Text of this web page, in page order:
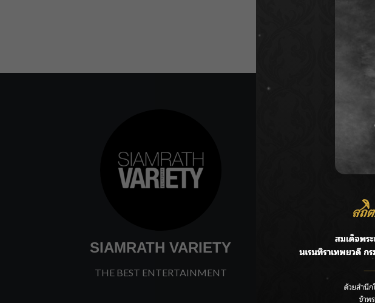
SIAMRATH VARIETY
THE BEST ENTERTAINMENT
ลุยไม่หยุด!! กรมชลฯ
Malaysia พร้อมโชว์สุ
“สุริยะ” สั่งกรมชลฯ เ
บริหารเชิงรุกลดเสี่ยงน้
เปิดตัวซิงเกิลเดบิวต์
แฟนคลับส่งกำลังใจแ